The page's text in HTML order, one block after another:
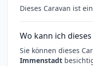
Dieses Caravan ist ein
Wo kann ich
Sie können dieses
Immenstadt